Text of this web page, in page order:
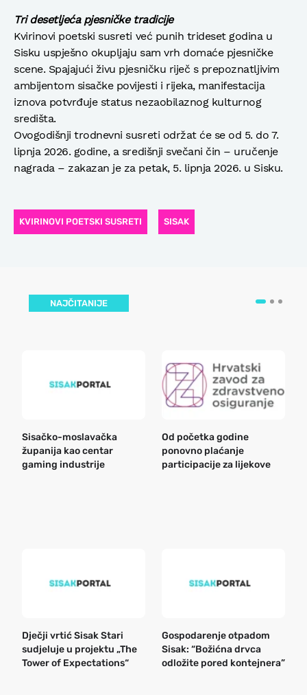
Tri desetljeća pjesničke tradicije
Kvirinovi poetski susreti već punih trideset godina u
Sisku uspješno okupljaju sam vrh domaće pjesničke
scene. Spajajući živu pjesničku riječ s prepoznatljivim
ambijentom sisačke povijesti i rijeka, manifestacija
iznova potvrđuje status nezaobilaznog kulturnog
središta.
Ovogodišnji trodnevni susreti održat će se od 5. do 7.
lipnja 2026. godine, a središnji svečani čin – uručenje
nagrada – zakazan je za petak, 5. lipnja 2026. u Sisku.
KVIRINOVI POETSKI SUSRETI SISAK
NAJČITANIJE
Sisačko-moslavačka
županija kao centar
gaming industrije
Od početka godine
ponovno plaćanje
participacije za lijekove
Dječji vrtić Sisak Stari
sudjeluje u projektu „The
Tower of Expectations“
Gospodarenje otpadom
Sisak: “Božićna drvca
odložite pored kontejnera”